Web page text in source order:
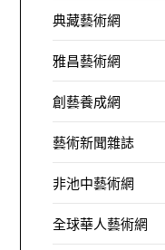
典藏藝術網
雅昌藝術網
創藝養成網
藝術新聞雜誌
非池中藝術網
全球華人藝術網